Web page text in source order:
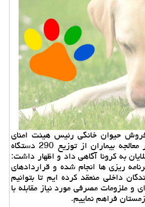
حیوان خانگی رئیس هیئت امنای
صرفه جویی ارزی در معالجه بیماران از توزیع 290 دستگاه
به كرونا آگاهی داد و اظهار داشت:
ریزی ها انجام شده و قراردادهای
داخلی منعقد كرده ایم تا بتوانیم
و ملزومات مصرفی مورد نیاز مقابله با
فراهم نماییم.